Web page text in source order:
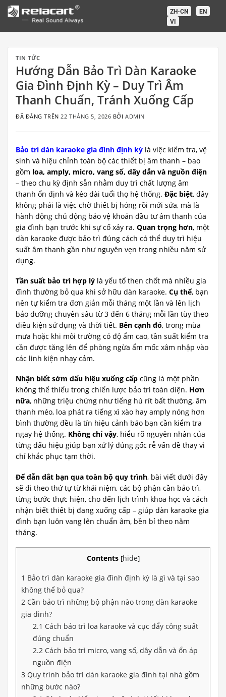
Chuyển
đến
nội
ZH-CN
EN
VI
TIN TỨC
Hướng Dẫn Bảo Trì Dàn Karaoke
Gia Đình Định Kỳ – Duy Trì Âm
Thanh Chuẩn, Tránh Xuống Cấp
ĐÃ ĐĂNG TRÊN22 THÁNG 5, 2026 BỞIADMIN
Bảo trì dàn karaoke gia đình định kỳ là việc kiểm tra, vệ
sinh và hiệu chỉnh toàn bộ các thiết bị âm thanh – bao
gồm loa, amply, micro, vang số, dây dẫn và nguồn điện
– theo chu kỳ định sẵn nhằm duy trì chất lượng âm
thanh ổn định và kéo dài tuổi thọ hệ thống. Đặc biệt, đây
không phải là việc chờ thiết bị hỏng rồi mới sửa, mà là
hành động chủ động bảo vệ khoản đầu tư âm thanh của
gia đình bạn trước khi sự cố xảy ra. Quan trọng hơn, một
dàn karaoke được bảo trì đúng cách có thể duy trì hiệu
suất âm thanh gần như nguyên vẹn trong nhiều năm sử
dụng.
Tần suất bảo trì hợp lý là yếu tố then chốt mà nhiều gia
đình thường bỏ qua khi sở hữu dàn karaoke. Cụ thể, bạn
nên tự kiểm tra đơn giản mỗi tháng một lần và lên lịch
bảo dưỡng chuyên sâu từ 3 đến 6 tháng mỗi lần tùy theo
điều kiện sử dụng và thời tiết. Bên cạnh đó, trong mùa
mưa hoặc khi môi trường có độ ẩm cao, tần suất kiểm tra
cần được tăng lên để phòng ngừa ẩm mốc xâm nhập vào
các linh kiện nhạy cảm.
Nhận biết sớm dấu hiệu xuống cấp cũng là một phần
không thể thiếu trong chiến lược bảo trì toàn diện. Hơn
nữa, những triệu chứng như tiếng hú rít bất thường, âm
thanh méo, loa phát ra tiếng xì xào hay amply nóng hơn
bình thường đều là tín hiệu cảnh báo bạn cần kiểm tra
ngay hệ thống. Không chỉ vậy, hiểu rõ nguyên nhân của
từng dấu hiệu giúp bạn xử lý đúng gốc rễ vấn đề thay vì
chỉ khắc phục tạm thời.
Để dẫn dắt bạn qua toàn bộ quy trình, bài viết dưới đây
sẽ đi theo thứ tự từ khái niệm, các bộ phận cần bảo trì,
từng bước thực hiện, cho đến lịch trình khoa học và cách
nhận biết thiết bị đang xuống cấp – giúp dàn karaoke gia
đình bạn luôn vang lên chuẩn âm, bền bỉ theo năm
tháng.
Contents [hide]
1 Bảo trì dàn karaoke gia đình định kỳ là gì và tại sao
không thể bỏ qua?
2 Cần bảo trì những bộ phận nào trong dàn karaoke
gia đình?
2.1 Cách bảo trì loa karaoke và cục đẩy công suất
đúng chuẩn
2.2Cách bảo trì micro, vang số, dây dẫn và ổn áp
nguồn điện
3 Quy trình bảo trì dàn karaoke gia đình tại nhà gồm
những bước nào?